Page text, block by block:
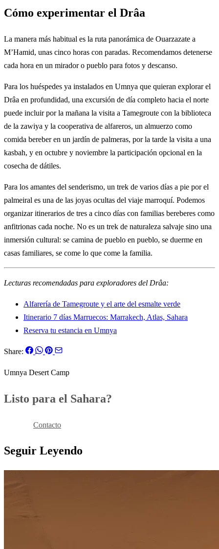
Cómo experimentar el Drâa
La manera más habitual es la ruta panorámica de Ouarzazate a
M’Hamid, unas cinco horas con paradas. Recomendamos detenerse
cada hora en un mirador o pueblo para fotos y descanso.
Para los huéspedes ya instalados en Umnya que quieran explorar el
Drâa en profundidad, una excursión de día completo hacia el norte
puede incluir por la mañana la visita a Tamegroute con la biblioteca
de la zawiya y la cooperativa de alfareros, un almuerzo como
comida bereber en un jardín de palmeras, por la tarde la visita a una
kasbah, y en octubre y noviembre la participación opcional en la
cosecha de dátiles.
Para los amantes del senderismo, un trek de varios días a pie por el
palmeiral es una de las joyas ocultas del viaje marroquí. Podemos
organizar itinerarios de tres a cinco días con familias bereberes como
anfitrionas cada noche. No es un trek de naturaleza salvaje sino una
inmersión cultural: se camina de pueblo en pueblo, se duerme en
casas familiares, se come lo que come la familia.
Lecturas recomendadas para exploradores del Drâa:
Alfarería de Tamegroute y el arte del esmalte verde
Itinerario 7 días Marruecos: Marrakech, Atlas, Sahara
Reserva tu estancia en Umnya
Share:
Umnya Desert Camp
Listo para el Sahara?
Contacto
Seguir Leyendo